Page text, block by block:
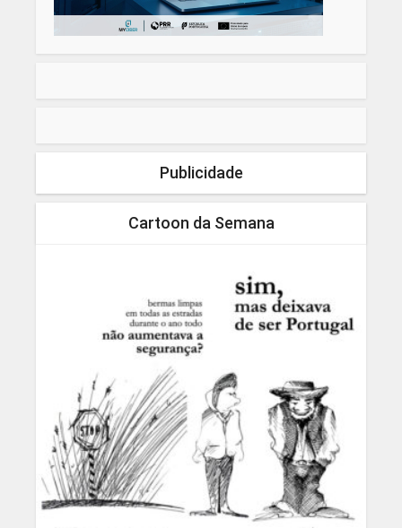
Publicidade
Cartoon da Semana